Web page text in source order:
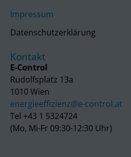
Impressum
Datenschutzerklärung
Kontakt
E-Control
Rudolfsplatz 13a
1010 Wien
energieeffizienz@e-control.at
Tel +43 1 5324724
(Mo, Mi-Fr 09:30-12:30 Uhr)